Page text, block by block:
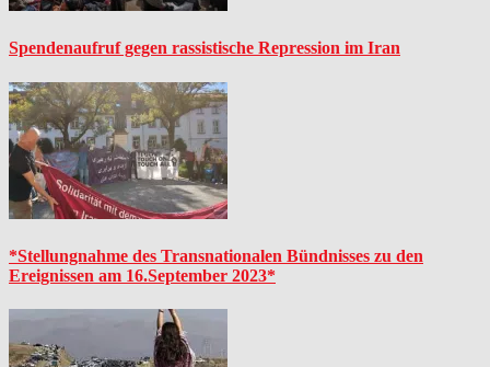
Spendenaufruf gegen rassistische Repression im Iran
*Stellungnahme des Transnationalen Bündnisses zu den
Ereignissen am 16.September 2023*